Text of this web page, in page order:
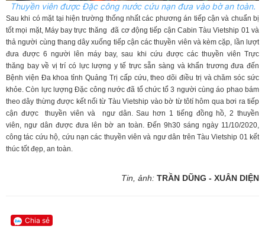
Thuyền viên được Đặc công nước cứu nạn đưa vào bờ an toàn.
Sau khi có mặt tại hiện trường thống nhất các phương án tiếp cận và chuẩn bị
tốt mọi mặt, Máy bay trực thăng đã cơ động tiếp cận Cabin Tàu Vietship 01 và
thả người cùng thang dây xuống tiếp cận các thuyền viên và kèm cặp, lần lượt
đưa được 6 người lên máy bay, sau khi cứu được các thuyền viên Trực
thăng bay về vị trí có lực lượng y tế trực sẵn sàng và khẩn trương đưa đến
Bệnh viện Đa khoa tỉnh Quảng Trị cấp cứu, theo dõi điều trị và chăm sóc sức
khỏe. Còn lực lượng Đặc công nước đã tổ chức tổ 3 người cùng áo phao bám
theo dây thừng được kết nối từ Tàu Vietship vào bờ từ tôtí hôm qua bơi ra tiếp
cận được thuyền viên và ngư dân. Sau hơn 1 tiếng đồng hồ, 2 thuyền
viên, ngư dân được đưa lên bờ an toàn. Đến 9h30 sáng ngày 11/10/2020,
công tác cứu hộ, cứu nạn các thuyền viên và ngư dân trên Tàu Vietship 01 kết
thúc tốt đẹp, an toàn.
Tin, ảnh: TRẦN DŨNG - XUÂN DIỆN
Chia sẻ